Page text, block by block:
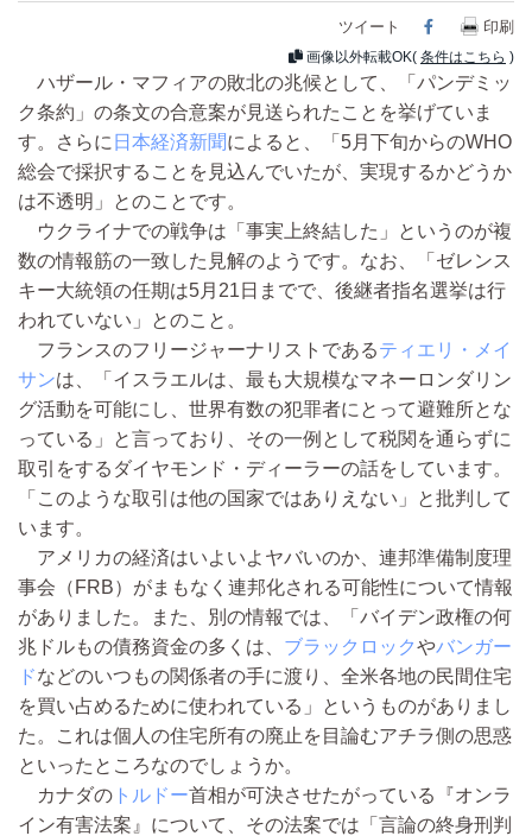
ツイート Facebook
印刷
画像以外転載OK( 条件はこちら )
ハザール・マフィアの敗北の兆候として、「パンデミッ
ク条約」の条文の合意案が見送られたことを挙げていま
す。さらに 日本経済新聞によると、「5月下旬からのWHO
総会で採択することを見込んでいたが、実現するかどうか
は不透明」とのことです。
ウクライナでの戦争は「事実上終結した」というのが複
数の情報筋の一致した見解のようです。なお、「ゼレンス
キー大統領の任期は5月21日までで、後継者指名選挙は行
われていない」とのこと。
フランスのフリージャーナリストであるティエリ・メイ
サンは、「イスラエルは、最も大規模なマネーロンダリン
グ活動を可能にし、世界有数の犯罪者にとって避難所とな
っている」と言っており、その一例として税関を通らずに
取引をするダイヤモンド・ディーラーの話をしています。
「このような取引は他の国家ではありえない」と批判して
います。
アメリカの経済はいよいよヤバいのか、連邦準備制度理
事会（FRB）がまもなく連邦化される可能性について情報
がありました。また、別の情報では、「バイデン政権の何
兆ドルもの債務資金の多くは、 ブラックロックやバンガー
ドなどのいつもの関係者の手に渡り、全米各地の民間住宅
を買い占めるために使われている」というものがありまし
た。これは個人の住宅所有の廃止を目論むアチラ側の思惑
といったところなのでしょうか。
カナダの トルドー首相が可決させたがっている『オンラ
イン有害法案』について、その法案では「言論の終身刑判